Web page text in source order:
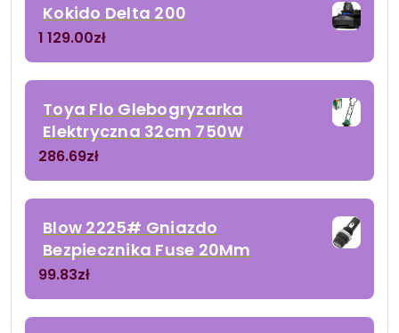
Kokido Delta 200
1 129.00zł
Toya Flo Glebogryzarka
Elektryczna 32cm 750W
286.69zł
Blow 2225# Gniazdo
Bezpiecznika Fuse 20Mm
99.83zł